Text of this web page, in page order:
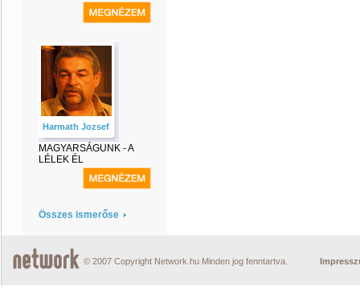
Harmath Jozsef
MAGYARSÁGUNK - A
LÉLEK ÉL
Összes ismerőse
© 2007 Copyright Network.hu Minden jog fenntartva.